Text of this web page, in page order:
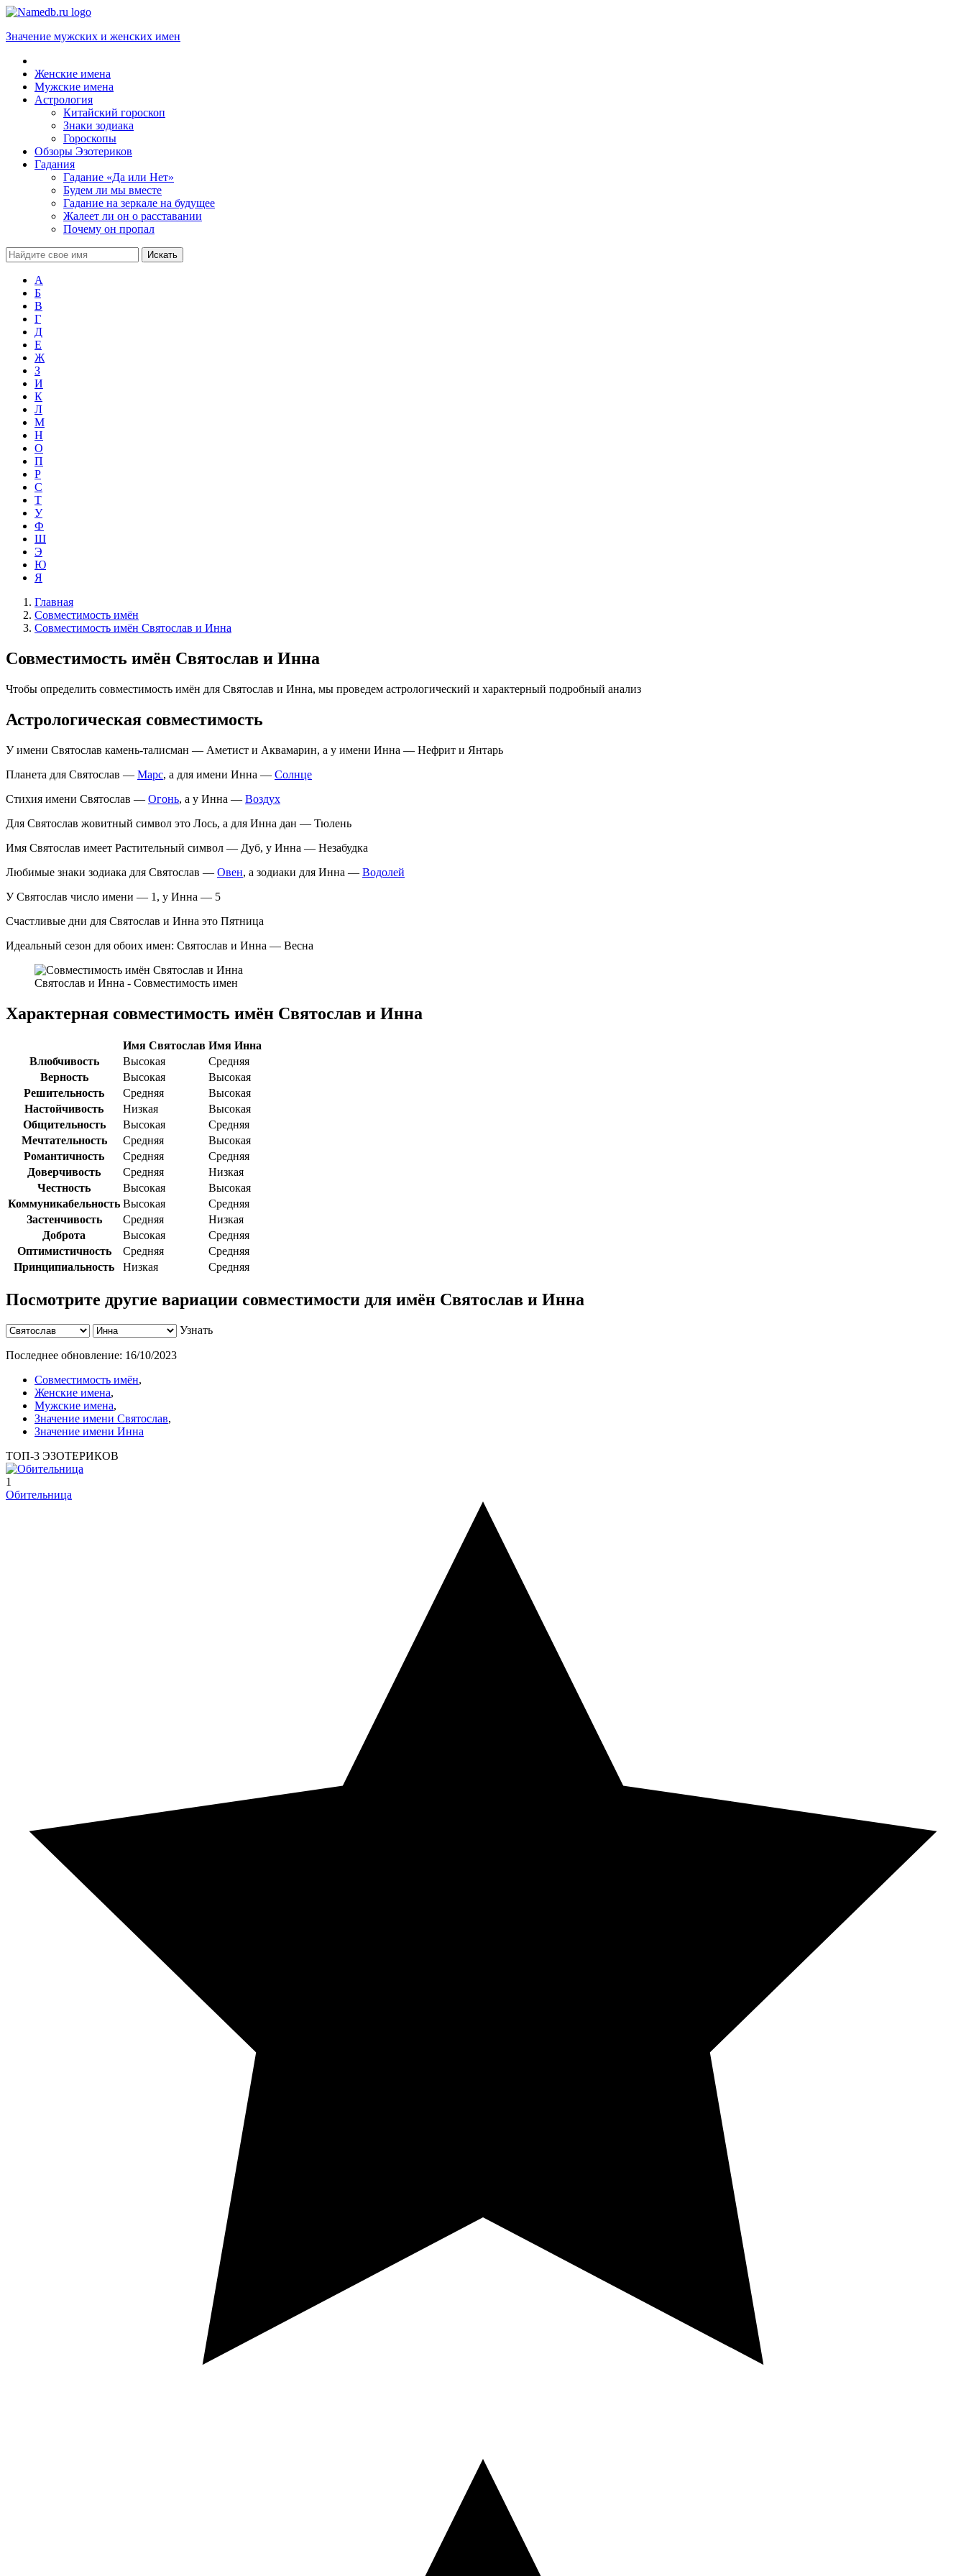
Значение мужских и женских имен
Женские имена
Мужские имена
Астрология
Китайский гороскоп
Знаки зодиака
Гороскопы
Обзоры Эзотериков
Гадания
Гадание «Да или Нет»
Будем ли мы вместе
Гадание на зеркале на будущее
Жалеет ли он о расставании
Почему он пропал
А
Б
В
Г
Д
Е
Ж
З
И
К
Л
М
Н
О
П
Р
С
Т
У
Ф
Ш
Э
Ю
Я
Главная
Совместимость имён
Совместимость имён Святослав и Инна
Совместимость имён Святослав и Инна
Чтобы определить совместимость имён для Святослав и Инна, мы проведем астрологический и характерный подробный анализ
Астрологическая совместимость
У имени Святослав камень-талисман — Аметист и Аквамарин, а у имени Инна — Нефрит и Янтарь
Планета для Святослав — Марс, а для имени Инна — Солнце
Стихия имени Святослав — Огонь, а у Инна — Воздух
Для Святослав жовитный символ это Лось, а для Инна дан — Тюлень
Имя Святослав имеет Растительный символ — Дуб, у Инна — Незабудка
Любимые знаки зодиака для Святослав — Овен, а зодиаки для Инна — Водолей
У Святослав число имени — 1, у Инна — 5
Счастливые дни для Святослав и Инна это Пятница
Идеальный сезон для обоих имен: Святослав и Инна — Весна
Святослав и Инна - Совместимость имен
Характерная совместимость имён Святослав и Инна
Имя Святослав Имя Инна
Влюбчивость
Высокая
Средняя
Верность
Высокая
Высокая
Решительность
Средняя
Высокая
Настойчивость
Низкая
Высокая
Общительность
Высокая
Средняя
Мечтательность
Средняя
Высокая
Романтичность
Средняя
Средняя
Доверчивость
Средняя
Низкая
Честность
Высокая
Высокая
Коммуникабельность Высокая
Средняя
Застенчивость
Средняя
Низкая
Доброта
Высокая
Средняя
Оптимистичность
Средняя
Средняя
Принципиальность
Низкая Средняя
Посмотрите другие вариации совместимости для имён Святослав и Инна
Узнать
Последнее обновление: 16/10/2023
Совместимость имён,
Женские имена,
Мужские имена,
Значение имени Святослав,
Значение имени Инна
ТОП-3 ЭЗОТЕРИКОВ
1
Обительница